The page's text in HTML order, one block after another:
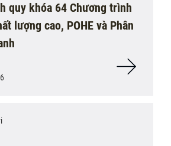
quy khóa 64 Chương trình
lượng cao, POHE và Phân